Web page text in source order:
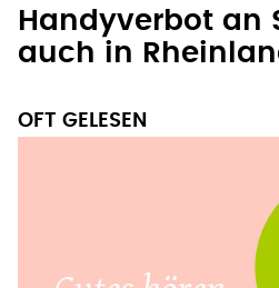
Handyverbot an
auch in
OFT GELESEN